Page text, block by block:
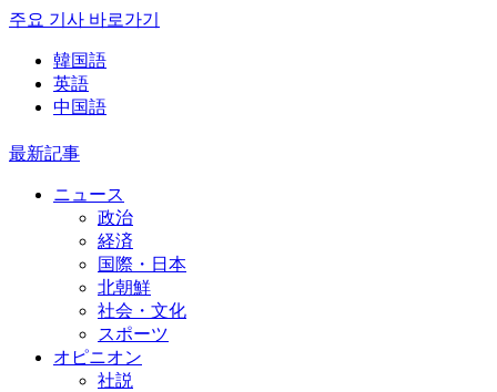
주요 기사 바로가기
韓国語
英語
中国語
最新記事
ニュース
政治
経済
国際・日本
北朝鮮
社会・文化
スポーツ
オピニオン
社説